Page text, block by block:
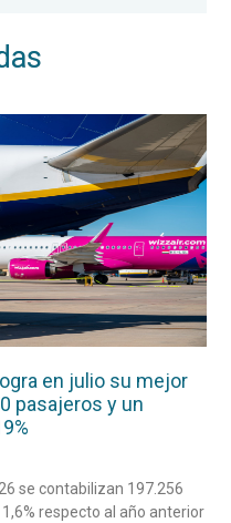
en julio su mejor
pasajeros y un
se contabilizan 197.256
respecto al año anterior